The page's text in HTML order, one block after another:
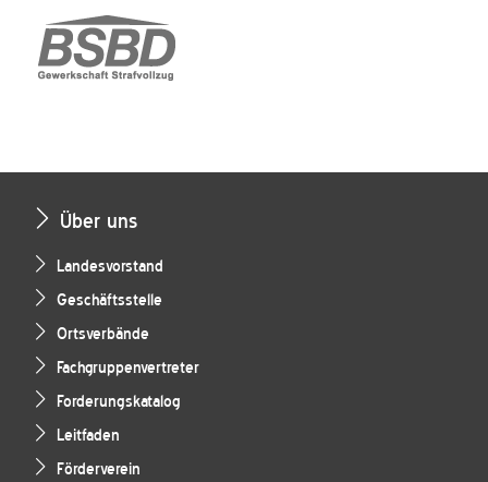
Über uns
Landesvorstand
Geschäftsstelle
Ortsverbände
Fachgruppenvertreter
Forderungskatalog
Leitfaden
Förderverein